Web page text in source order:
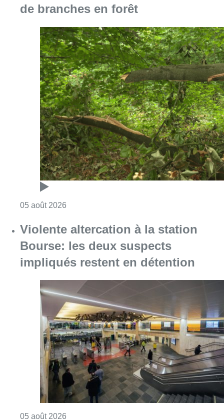
de branches en forêt
05 août 2026
Violente altercation à la station
Bourse: les deux suspects
impliqués restent en détention
05 août 2026